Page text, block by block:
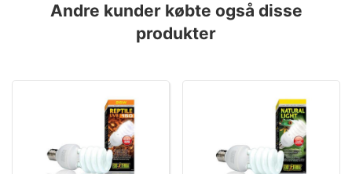
Andre kunder købte også disse
produkter